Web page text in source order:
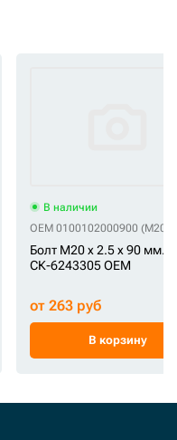
В наличии
OEM 0100102000900
Болт M20 x 2.5 x 90 мм.
СК-6243305 OEM
от 263 руб
В корзину